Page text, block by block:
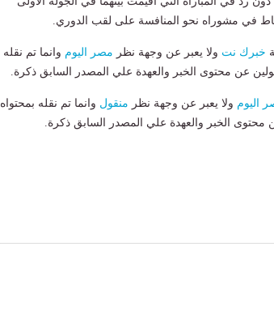
في مشوراه نحو المنافسة على لقب الدوري.
خبرك نت ولا يعبر عن وجهة نظر مصر اليوم وانما تم نقله
عن محتوى الخبر والعهدة علي المصدر السابق ذكرة.
اليوم ولا يعبر عن وجهة نظر منقول وانما تم نقله بمحتواه
الخبر والعهدة علي المصدر السابق ذكرة.